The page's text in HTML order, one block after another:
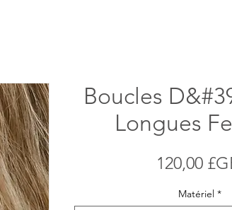
Boucles
Longues
120,00
Matériel *